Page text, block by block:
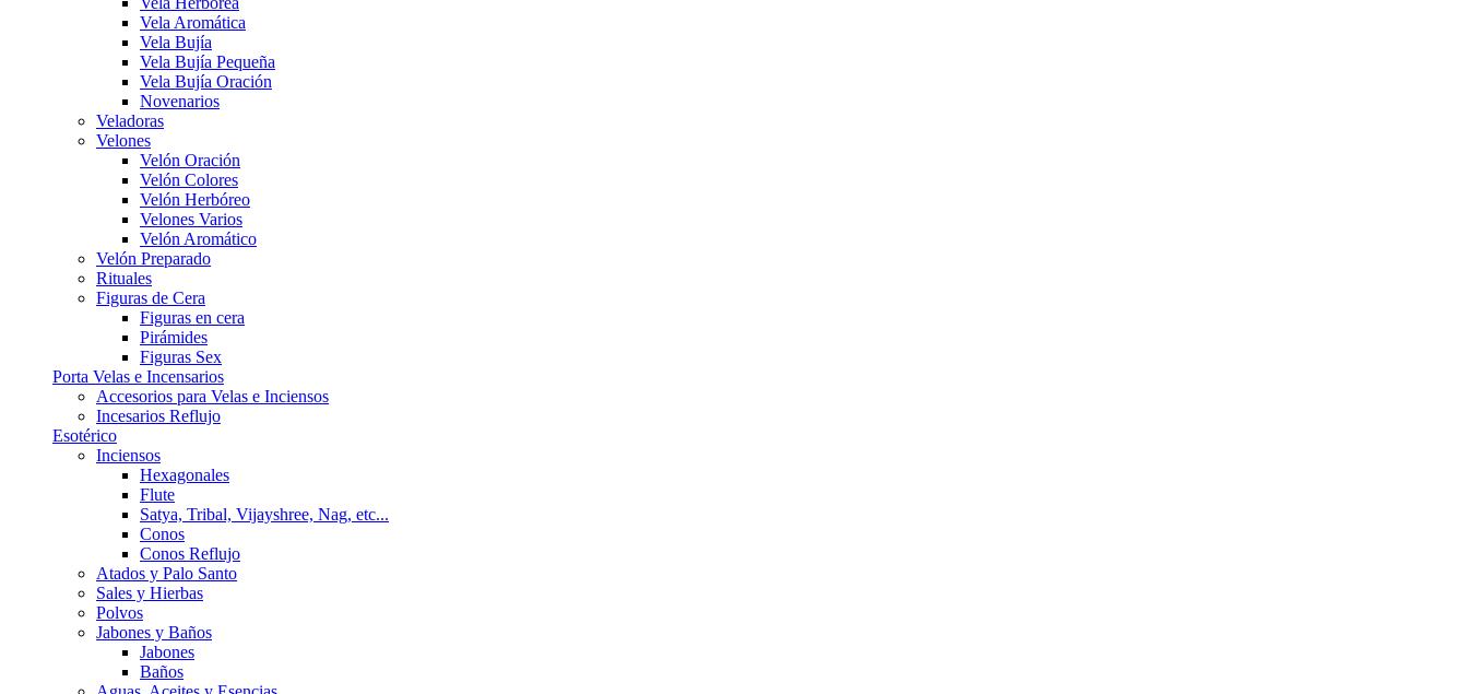
Vela Aromática
Vela Bujía
Vela Bujía Pequeña
Vela Bujía Oración
Novenarios
Veladoras
Velones
Velón Oración
Velón Colores
Velón Herbóreo
Velones Varios
Velón Aromático
Velón Preparado
Rituales
Figuras de Cera
Figuras en cera
Pirámides
Figuras Sex
Porta Velas e Incensarios
Accesorios para Velas e Inciensos
Incesarios Reflujo
Esotérico
Inciensos
Hexagonales
Flute
Satya, Tribal, Vijayshree, Nag, etc...
Conos
Conos Reflujo
Atados y Palo Santo
Sales y Hierbas
Polvos
Jabones y Baños
Jabones
Baños